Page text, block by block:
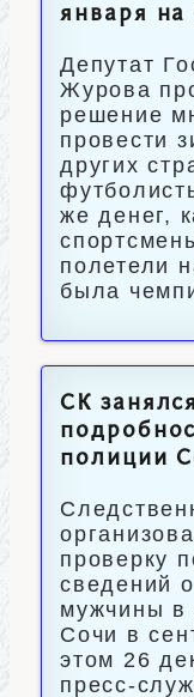
января на
Депутат
Журова
решение
провести
других
же денег,
полетели
была
СК
полиции
проверку
сведений
мужчины в
Сочи в
этом 26
пресс-